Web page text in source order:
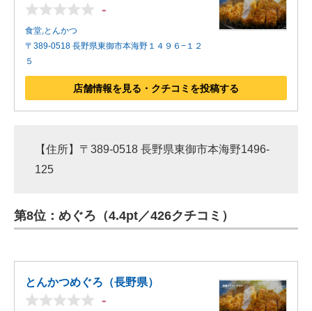
-
食堂,とんかつ
〒389-0518 長野県東御市本海野１４９６−１２
５
店舗情報を見る・クチコミを投稿する
【住所】〒389-0518 長野県東御市本海野1496-
125
第8位：めぐろ（4.4pt／426クチコミ）
とんかつめぐろ（長野県）
-